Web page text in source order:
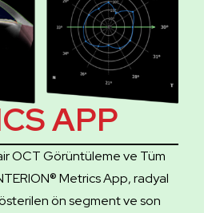
APP
OCT Görüntüleme ve Tüm
Metrics App, radyal
ön segment ve son